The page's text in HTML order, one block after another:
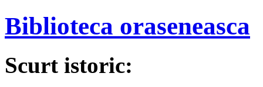
Biblioteca oraseneasca
Scurt istoric: